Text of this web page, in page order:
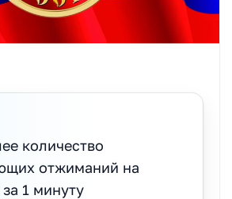
количество
отжиманий на
за 1 минуту